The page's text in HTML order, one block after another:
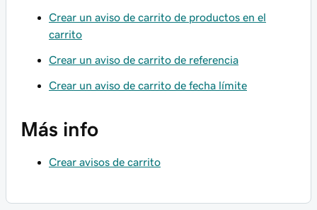
Crear un aviso de carrito de productos en el
carrito
Crear un aviso de carrito de referencia
Crear un aviso de carrito de fecha límite
Más info
Crear avisos de carrito